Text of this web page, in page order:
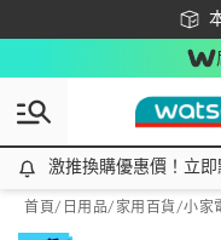
激推換購優惠價！立即點
激推換購優惠價！立
首頁/ 日用品/ 家用百貨/小家